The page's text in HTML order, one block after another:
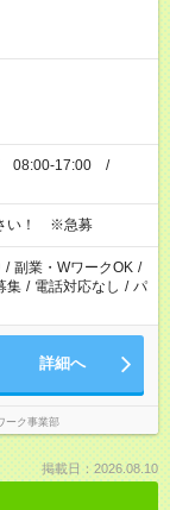
/ 08:00-17:00 /
い！ ※急募
/ 副業・WワークOK /
集 / 電話対応なし / パ
詳細へ
ーク事業部
掲載日：2026.08.10